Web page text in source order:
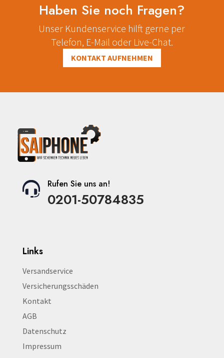
Haben Sie noch Fragen?
Unser Kundenservice hilft gerne per
Telefon, E-Mail oder Live-Chat.
KONTAKT AUFNEHMEN
Rufen Sie uns an!
0201-50784835
Links
Versandservice
Versicherungsschäden
Kontakt
AGB
Datenschutz
Impressum